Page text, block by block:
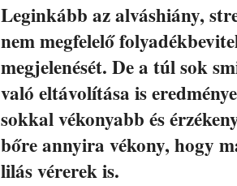
Leginkább az alváshiány,
nem megfelelő
megjelenését. De a túl sok
való eltávolítása is
sokkal vékonyabb és
bőre annyira vékony, hogy
lilás vérerek is.